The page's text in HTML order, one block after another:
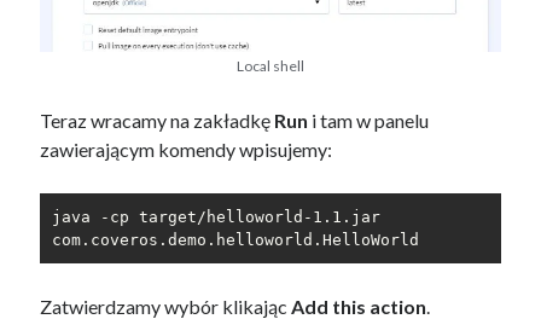
Local shell
Teraz wracamy na zakładkę Run i tam w panelu
zawierającym komendy wpisujemy:
java -cp target/helloworld-1.1.jar
com.coveros.demo.helloworld.HelloWorld
Zatwierdzamy wybór klikając Add this action